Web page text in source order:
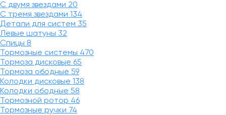
С двумя звездами 20
С тремя звездами 134
Детали для систем 35
Левые шатуны 32
Спицы 8
Тормозные системы 470
Тормоза дисковые 65
Тормоза ободные 59
Колодки дисковые 138
Колодки ободные 58
Тормозной ротор 46
Тормозные ручки 74